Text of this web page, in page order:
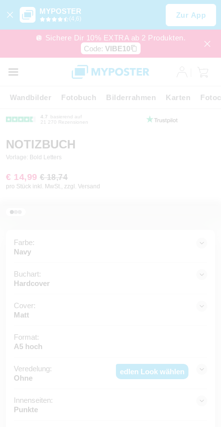
MYPOSTER
(4,6) Zur App
🪩 Sichere Dir 10% EXTRA ab 2 Produkten.
Code: VIBE10
Wandbilder Fotobuch Bilderrahmen Karten
4.7
basierend auf
21 270 Rezensionen
NOTIZBUCH
Vorlage: Bold Letters
€ 14,99 € 18,74
pro Stück inkl. MwSt., zzgl. Versand
Farbe:
Navy
Buchart:
Hardcover
Cover:
Matt
Format:
A5 hoch
Veredelung:
Ohne
edlen Look wählen
Innenseiten:
Punkte